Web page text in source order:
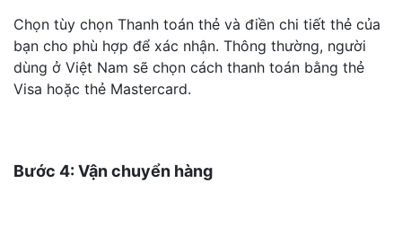
Chọn tùy chọn Thanh toán thẻ và điền chi tiết thẻ của
bạn cho phù hợp để xác nhận. Thông thường, người
dùng ở Việt Nam sẽ chọn cách thanh toán bằng thẻ
Visa hoặc thẻ Mastercard.
Bước 4: Vận chuyển hàng